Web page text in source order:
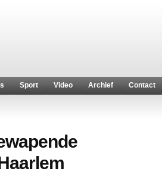
Sport Video Archief Contact